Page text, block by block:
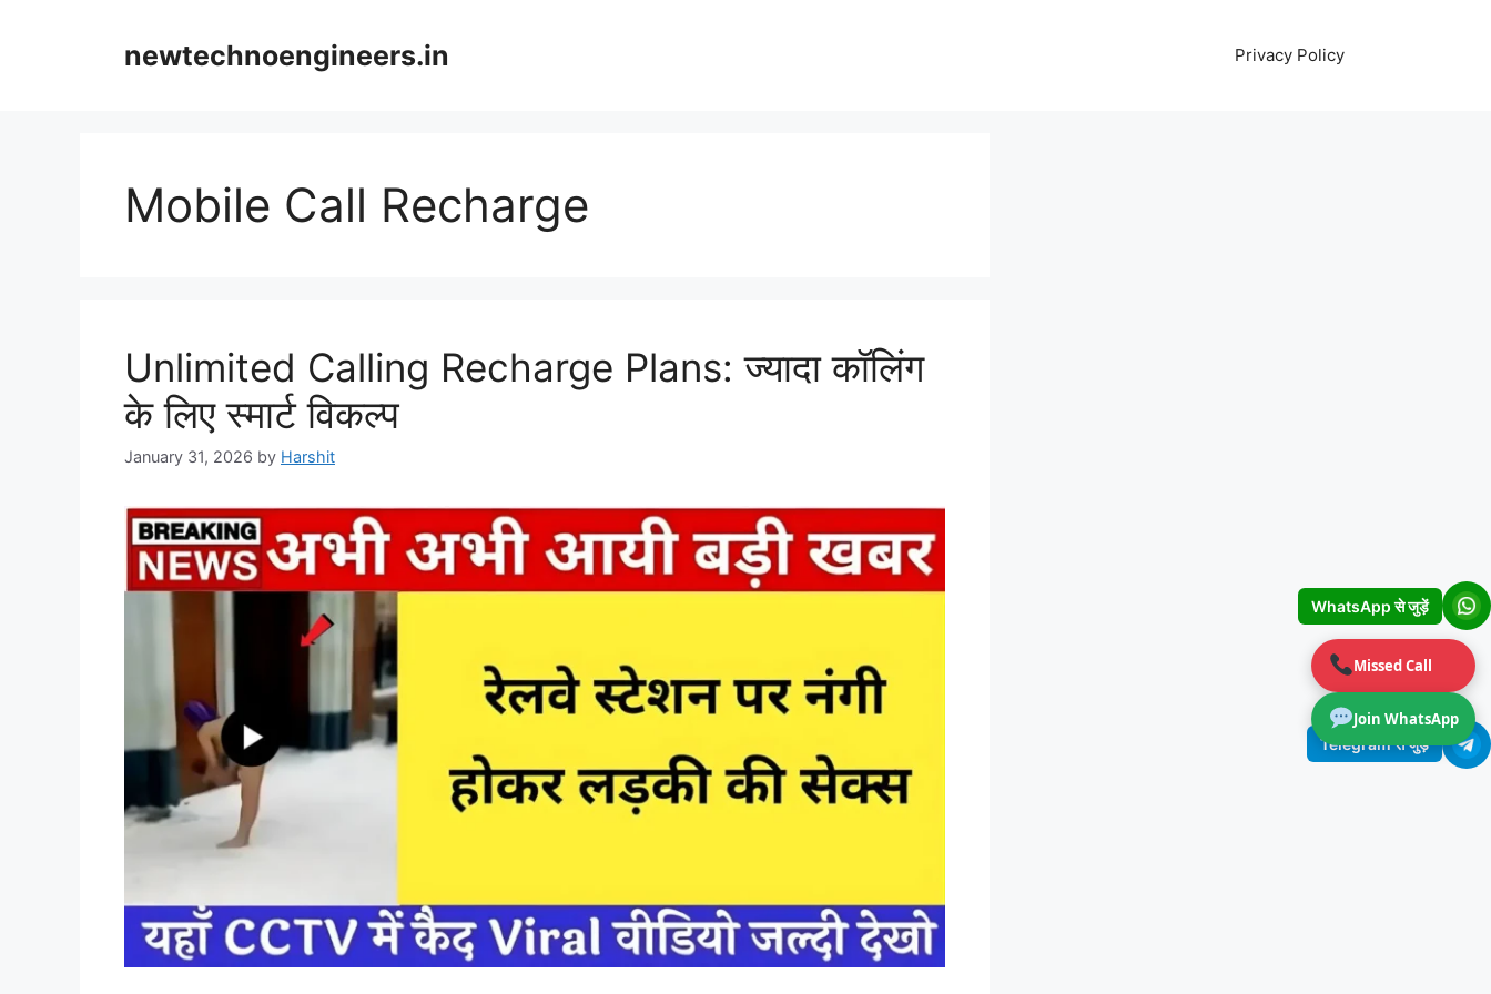
Missed Call
Join WhatsApp
newtechnoengineers.in Privacy Policy
Mobile Call Recharge
Unlimited Calling Recharge Plans: ज्यादा कॉलिंग
के लिए स्मार्ट विकल्प
January 31, 2026 by Harshit
WhatsApp से जुड़ें
Telegram से जुड़ें